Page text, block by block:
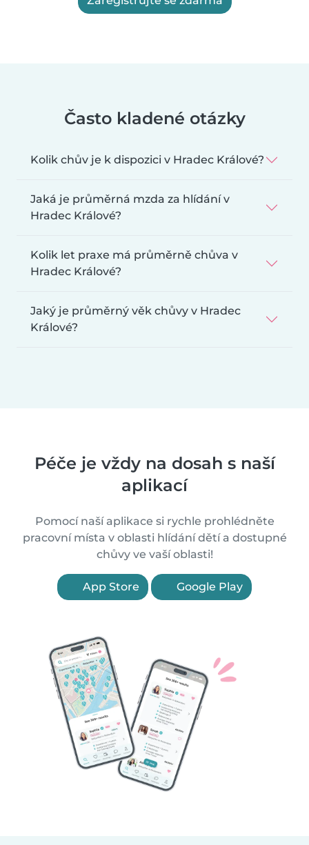
Často kladené otázky
Kolik chův je k dispozici v Hradec Králové?
Jaká je průměrná mzda za hlídání v
Hradec Králové?
Kolik let praxe má průměrně chůva v
Hradec Králové?
Jaký je průměrný věk chůvy v Hradec
Králové?
Péče je vždy na dosah s naší
aplikací
Pomocí naší aplikace si rychle prohlédněte
pracovní místa v oblasti hlídání dětí a dostupné
chůvy ve vaší oblasti!
App Store Google Play